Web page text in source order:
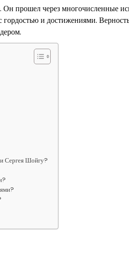
прошел через многочисленные
гордостью и достижениями.
Сергея Шойгу?